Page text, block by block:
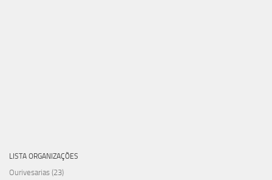
LISTA ORGANIZAÇÕES
Ourivesarias (23)